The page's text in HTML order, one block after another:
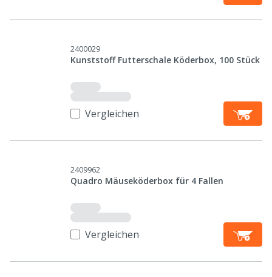
2400029
Kunststoff Futterschale Köderbox, 100 Stück
Vergleichen
2409962
Quadro Mäuseköderbox für 4 Fallen
Vergleichen